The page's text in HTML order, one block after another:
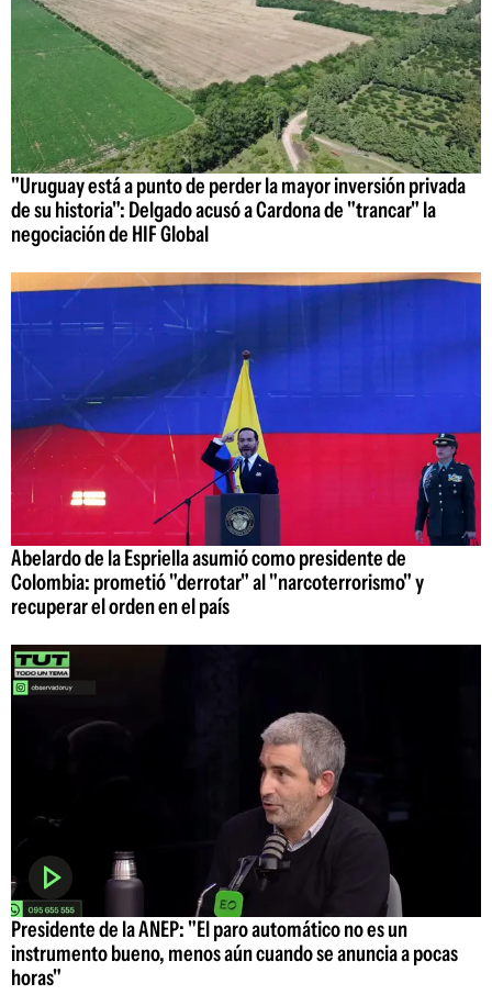
"Uruguay está a punto de perder la mayor inversión privada
de su historia": Delgado acusó a Cardona de "trancar" la
negociación de HIF Global
Abelardo de la Espriella asumió como presidente de
Colombia: prometió "derrotar" al "narcoterrorismo" y
recuperar el orden en el país
Presidente de la ANEP: "El paro automático no es un
instrumento bueno, menos aún cuando se anuncia a pocas
horas"